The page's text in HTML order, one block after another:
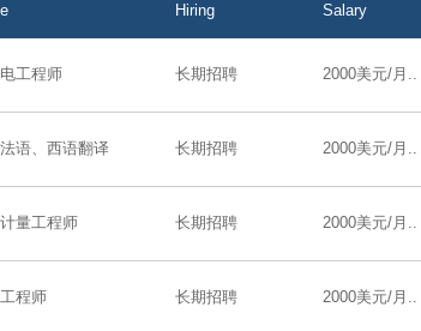
Hiring Salary
工程师 长期招聘 2000美元/月..
语、西语翻译 长期招聘 2000美元/月..
量工程师 长期招聘 2000美元/月..
程师 长期招聘 2000美元/月..